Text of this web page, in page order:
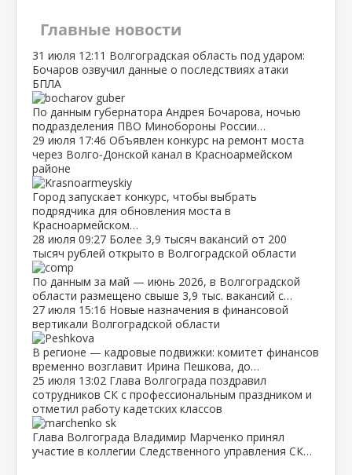
Главные новости
31 июля 12:11 Волгоградская область под ударом:
Бочаров озвучил данные о последствиях атаки
БПЛА
По данным губернатора Андрея Бочарова, ночью
подразделения ПВО Минобороны России…
29 июля 17:46 Объявлен конкурс на ремонт моста
через Волго‑Донской канал в Красноармейском
районе
Город запускает конкурс, чтобы выбрать
подрядчика для обновления моста в
Красноармейском…
28 июля 09:27 Более 3,9 тысяч вакансий от 200
тысяч рублей открыто в Волгоградской области
По данным за май — июнь 2026, в Волгоградской
области размещено свыше 3,9 тыс. вакансий с…
27 июля 15:16 Новые назначения в финансовой
вертикали Волгоградской области
В регионе — кадровые подвижки: комитет финансов
временно возглавит Ирина Пешкова, до…
25 июля 13:02 Глава Волгограда поздравил
сотрудников СК с профессиональным праздником и
отметил работу кадетских классов
Глава Волгограда Владимир Марченко принял
участие в коллегии Следственного управления СК…